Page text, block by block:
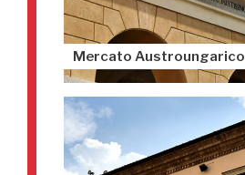
Mercato Austroungarico